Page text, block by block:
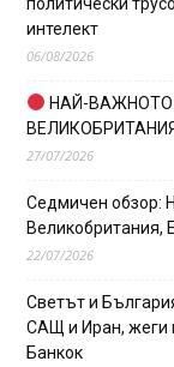
интелект
06/08/2026
НАЙ-ВАЖНОТО
27/07/2026
Седмичен обзор:
Великобритания,
22/07/2026
Светът и
САЩ и Иран, жеги
Банкок